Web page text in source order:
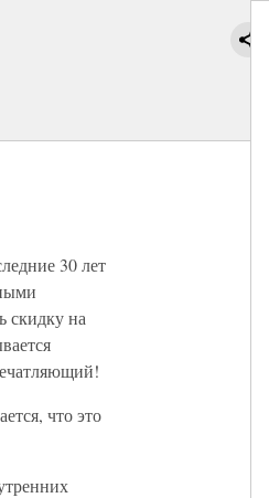
30 лет
скидку на
что это